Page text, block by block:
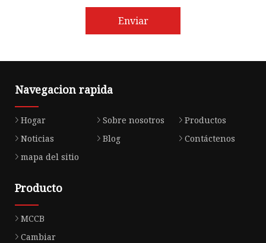
Enviar
Navegacion rapida
Hogar Sobre nosotros
Productos
Noticias
Blog
Contáctenos
mapa del sitio
Producto
MCCB
Cambiar